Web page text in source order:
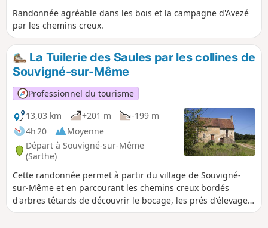
Randonnée agréable dans les bois et la campagne d'Avezé
par les chemins creux.
La Tuilerie des Saules par les collines de
Souvigné-sur-Même
Professionnel du tourisme
13,03 km
+201 m
-199 m
4h 20
Moyenne
Départ à Souvigné-sur-Même
(Sarthe)
Cette randonnée permet à partir du village de Souvigné-
sur-Même et en parcourant les chemins creux bordés
d'arbres têtards de découvrir le bocage, les prés d'élevage,
les bois, et la campagne environnante. Les collines se